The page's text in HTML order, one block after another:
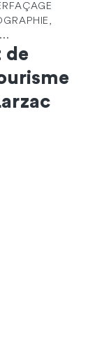
de